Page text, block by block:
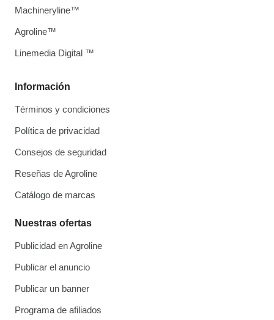
Información
Términos y condiciones
Política de privacidad
Consejos de seguridad
Reseñas de Agroline
Catálogo de marcas
Nuestras ofertas
Publicidad en Agroline
Publicar el anuncio
Publicar un banner
Programa de afiliados
Machineryline™
Agroline™
Linemedia Digital ™